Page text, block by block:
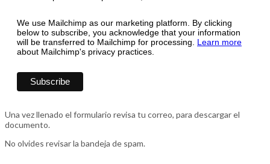
We use Mailchimp as our marketing platform. By clicking
below to subscribe, you acknowledge that your information
will be transferred to Mailchimp for processing. Learn more
about Mailchimp's privacy practices.
Una vez llenado el formulario revisa tu correo, para descargar el
documento.
No olvides revisar la bandeja de spam.